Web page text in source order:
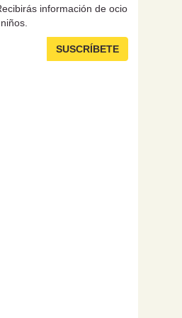
información de ocio
SUSCRÍBETE